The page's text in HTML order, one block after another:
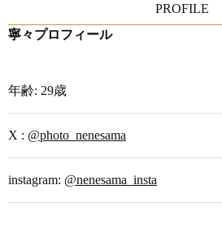
PROFILE
寧々プロフィール
年齢: 29歳
X : @photo_nenesama
instagram: @nenesama_insta